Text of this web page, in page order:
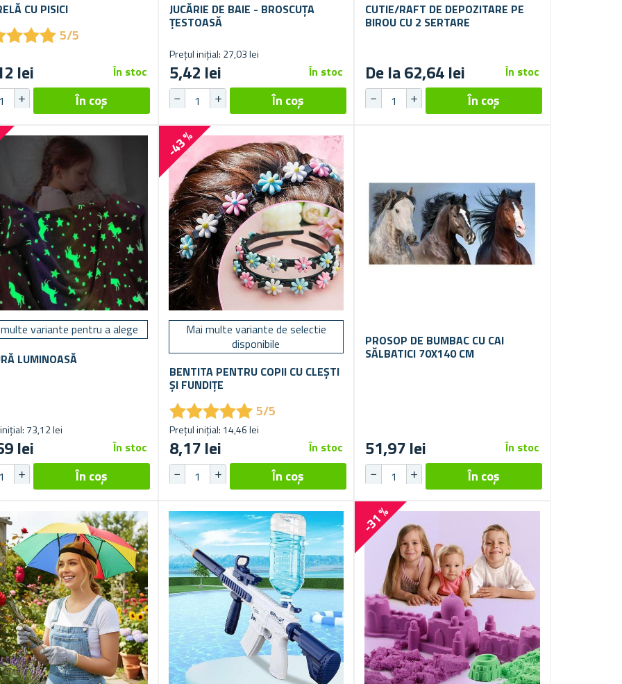
CU PISICI
★★★
★★★5/5
lei În stoc
JUCĂRIE DE BAIE - BROSCUȚA
ȚESTOASĂ
Prețul inițial: 27,03 lei
5,42 lei În stoc
CUTIE/RAFT DE DEPOZITARE PE
BIROU CU 2 SERTARE
De la 62,64 lei În stoc
variante pentru a alege
LUMINOASĂ
73,12 lei
lei În stoc
-43 %
Mai multe variante de selectie
disponibile
BENTITA PENTRU COPII CU CLEȘTI
ȘI FUNDIȚE
★★★★★
★★★★★5/5
Prețul inițial: 14,46 lei
8,17 lei În stoc
PROSOP DE BUMBAC CU CAI
SĂLBATICI 70X140 CM
51,97 lei În stoc
-31 %